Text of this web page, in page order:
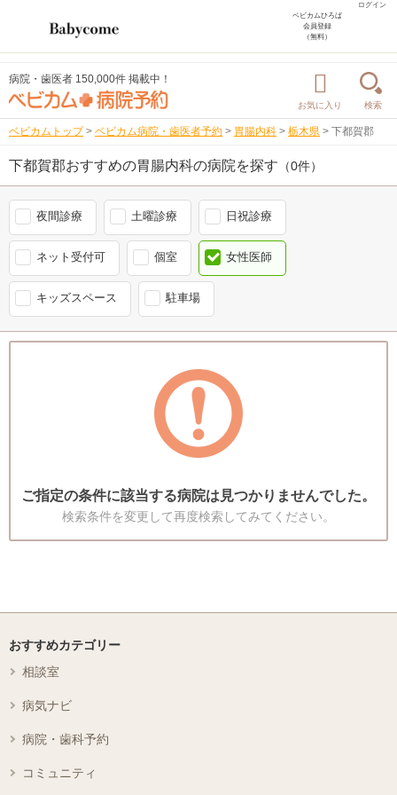
ログイン
ベビカムひろば
会員登録
（無料）
病院・歯医者 150,000件 掲載中！
お気に入り 検索
ベビカムトップ > ベビカム病院・歯医者予約 > 胃腸内科 > 栃木県 > 下都賀郡
下都賀郡おすすめの胃腸内科の病院を探す （0件）
夜間診療 土曜診療 日祝診療
ネット受付可 個室 女性医師
キッズスペース 駐車場
ご指定の条件に該当する病院は見つかりませんでした。
検索条件を変更して再度検索してみてください。
おすすめカテゴリー
相談室
病気ナビ
病院・歯科予約
コミュニティ